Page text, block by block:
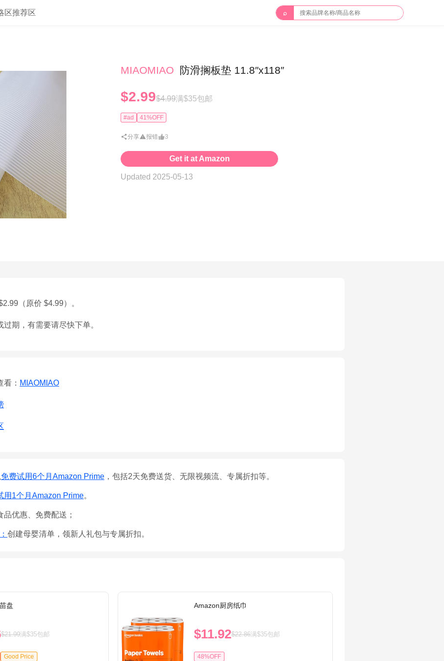
区推荐区 ⌕
MIAOMIAO 防滑搁板垫 11.8″x118″
$2.99$4.99满$35包邮
#ad 41%OFF
分享 报错 3
Get it at Amazon
Updated 2025-05-13
（原价 $4.99）。
期，有需要请尽快下单。
： MIAOMIAO
免费试用6个月Amazon Prime ，包括2天免费送货、无限视频流、专属折扣等。
用1个月Amazon Prime。
优惠、免费配送；
创建母婴清单，领新人礼包与专属折扣。
盘
$21.99满$35包邮
Good Price
Amazon厨房纸巾
$11.92$22.86满$35包邮
48%OFF